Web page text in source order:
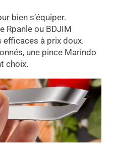
bien s’équiper.
Rpanle ou BDJIM
à prix doux.
une pince Marindo
choix.